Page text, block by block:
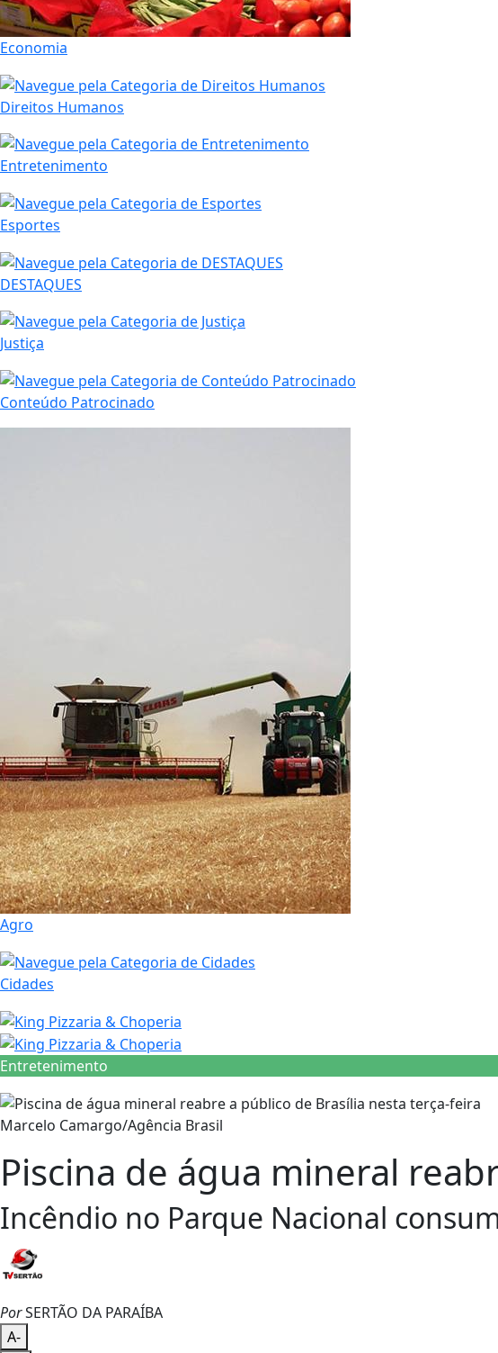
Economia
Direitos Humanos
Entretenimento
Esportes
DESTAQUES
Justiça
Conteúdo Patrocinado
Agro
Cidades
Entretenimento
Marcelo Camargo/Agência Brasil
Piscina de água mineral
Incêndio no Parque Nacional
PorSERTÃO DA PARAÍBA
A-